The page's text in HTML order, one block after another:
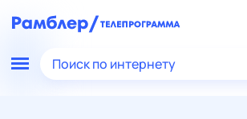
Поиск по интернету